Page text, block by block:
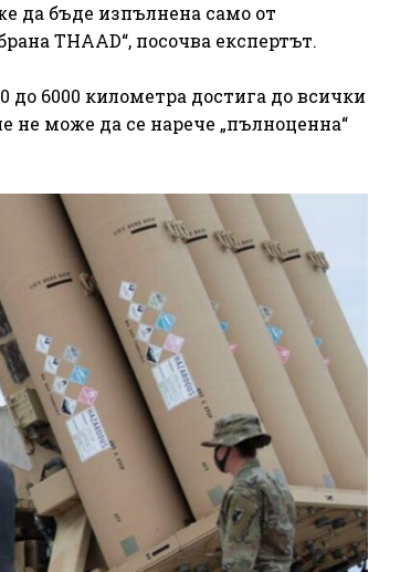
да бъде изпълнена само от
THAAD“, посочва експертът.
до 6000 километра достига до всички
може да се нарече „пълноценна“